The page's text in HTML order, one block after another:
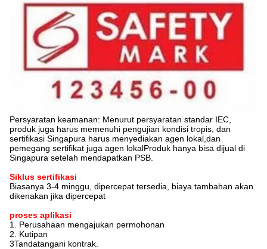
Persyaratan keamanan: Menurut persyaratan standar IEC,
produk juga harus memenuhi pengujian kondisi tropis, dan
sertifikasi Singapura harus menyediakan agen lokal,dan
pemegang sertifikat juga agen lokalProduk hanya bisa dijual di
Singapura setelah mendapatkan PSB.
Siklus sertifikasi
Biasanya 3-4 minggu, dipercepat tersedia, biaya tambahan akan
dikenakan jika dipercepat
proses aplikasi
1. Perusahaan mengajukan permohonan
2. Kutipan
3Tandatangani kontrak.